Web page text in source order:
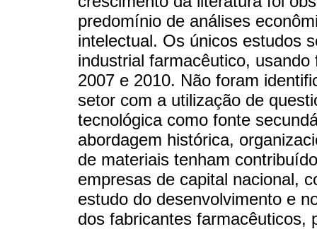
predomínio de análises
intelectual. Os únicos estudos
industrial farmacêutico,
2007 e 2010. Não foram
setor com a utilização de
tecnológica como fonte
abordagem histórica,
de materiais tenham
empresas de capital nacional,
estudo do desenvolvimento e
dos fabricantes farmacêuticos,